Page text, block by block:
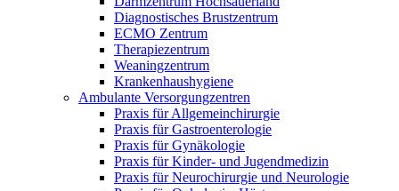
Diagnostisches Brustzentrum
ECMO Zentrum
Therapiezentrum
Weaningzentrum
Krankenhaushygiene
Ambulante Versorgungzentren
Praxis für Allgemeinchirurgie
Praxis für Gastroenterologie
Praxis für Gynäkologie
Praxis für Kinder- und Jugendmedizin
Praxis für Neurochirurgie und Neurologie